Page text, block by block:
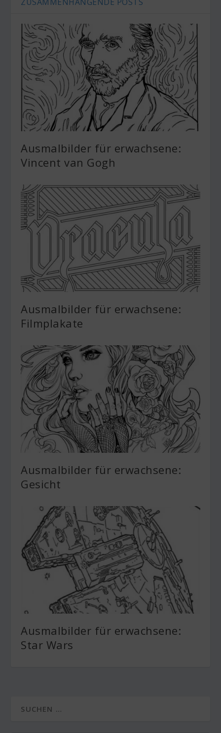
Ausmalbilder für erwachsene:
Vincent van Gogh
Ausmalbilder für erwachsene:
Filmplakate
Ausmalbilder für erwachsene:
Gesicht
Ausmalbilder für erwachsene:
Star Wars